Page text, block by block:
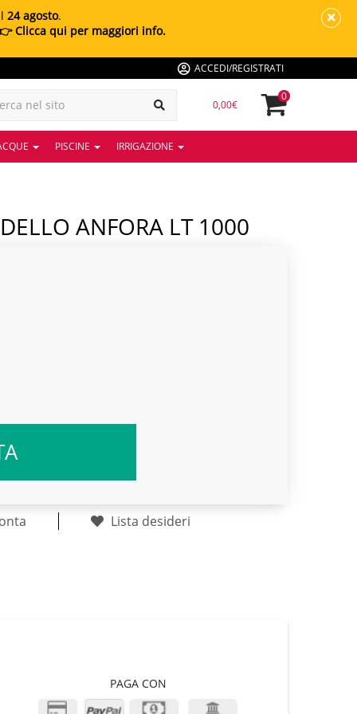
24 agosto.
Clicca qui per maggiori info.
ACCEDI/REGISTRATI
0,00€
0
PISCINE IRRIGAZIONE
ANFORA LT 1000
Lista desideri
PAGA CON